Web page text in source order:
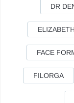
DR
FACE
FILORGA